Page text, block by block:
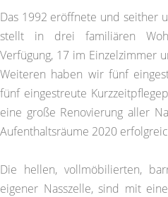
Das 1992 eröffnete und seither
stellt in drei familiären
Verfügung, 17 im Einzelzimmer
Weiteren haben wir fünf
fünf eingestreute
eine große Renovierung aller
Aufenthaltsräume 2020
Die hellen, vollmöbilierten,
eigener Nasszelle, sind mit